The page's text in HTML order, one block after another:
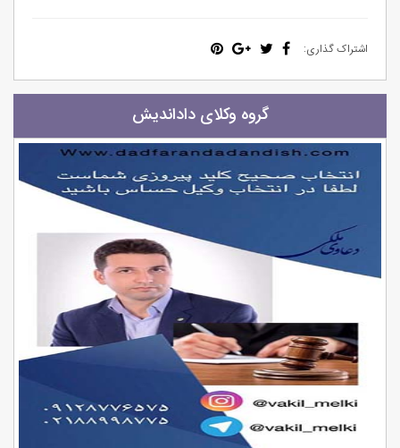
اشتراک گذاری:
گروه وکلای داداندیش